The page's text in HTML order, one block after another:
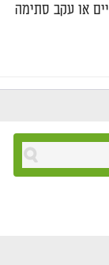
או עקב סתימה